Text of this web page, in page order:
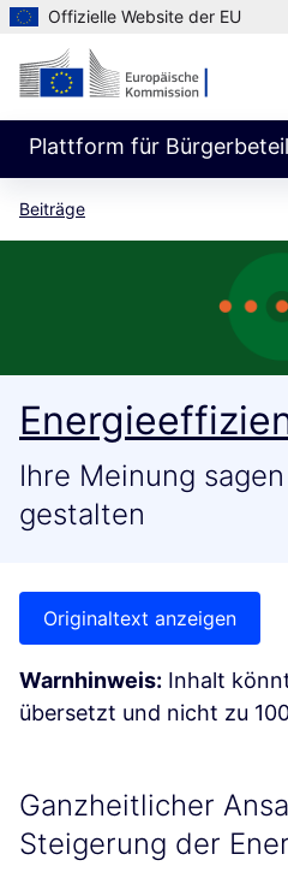
Offizielle Website der EU
Plattform für
Beiträge
Ihre Meinung
gestalten
Originaltext anzeigen
Warnhinweis: Inhalt
übersetzt und nicht zu
Ganzheitlicher
Steigerung der